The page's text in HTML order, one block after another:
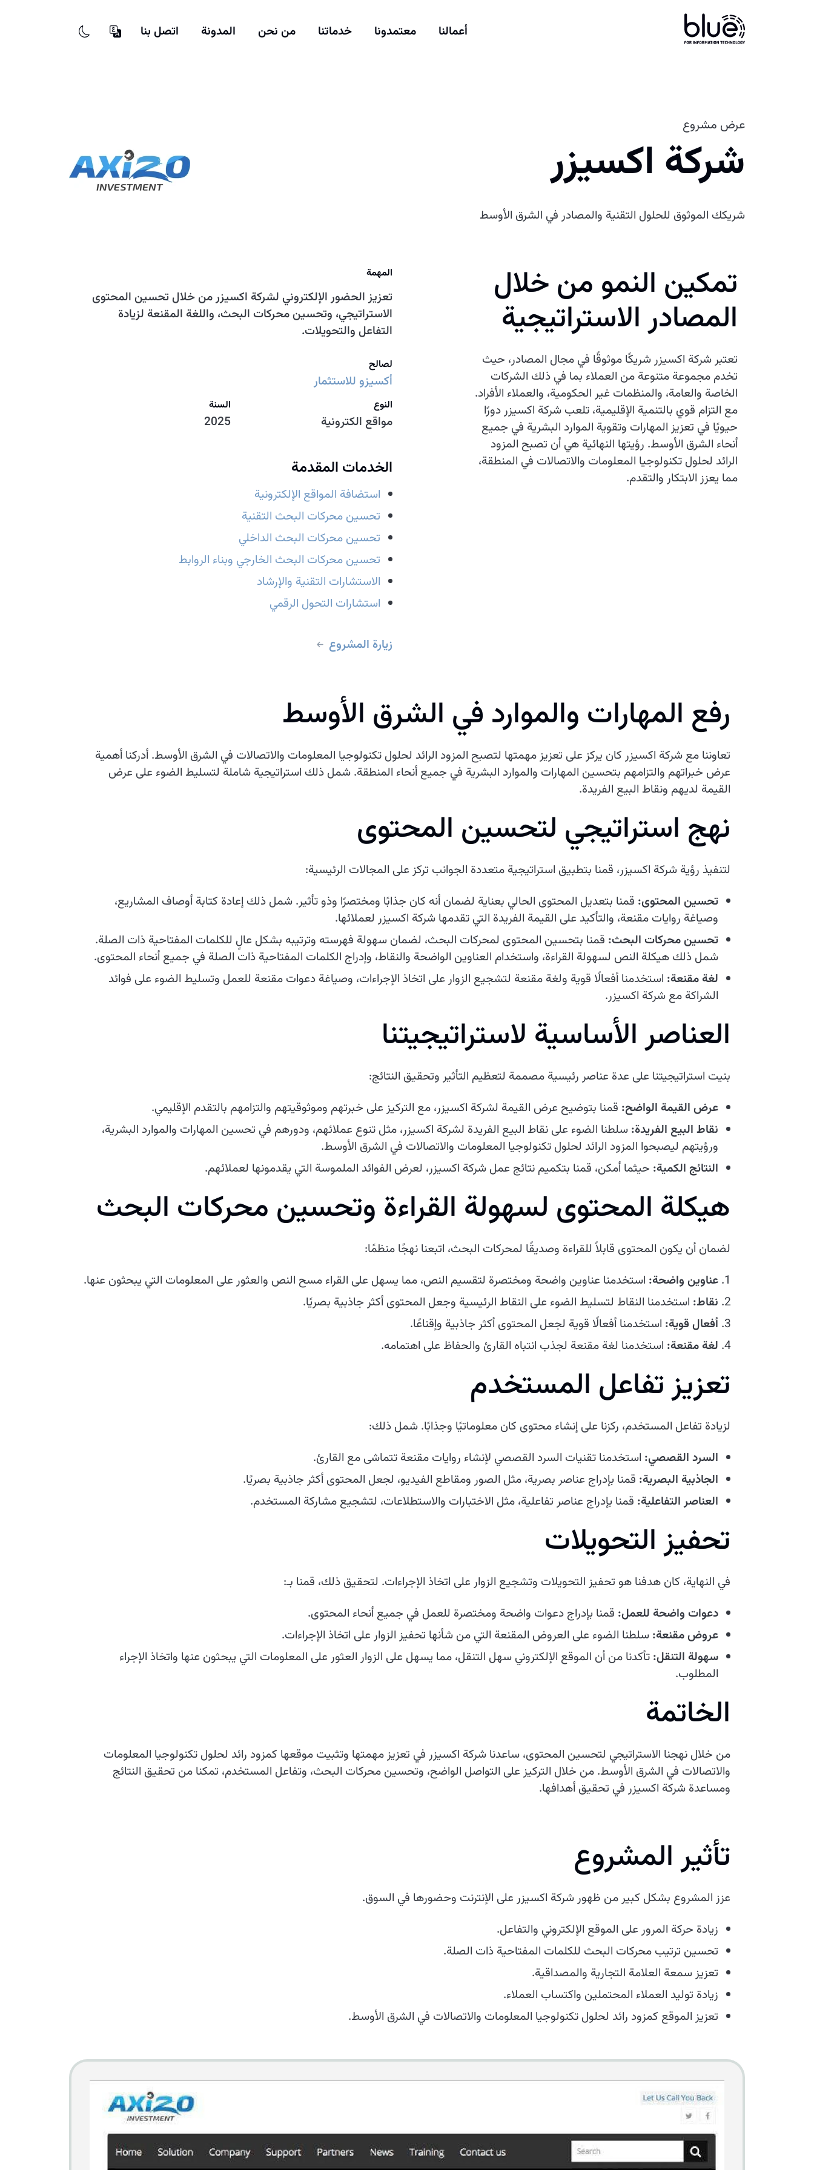
أعمالنا معتمدونا خدماتنا من نحن المدونة اتصل بنا
عرض مشروع
شركة اكسيزر
شريكك الموثوق للحلول التقنية والمصادر في الشرق الأوسط
تمكين النمو من خلال
المصادر الاستراتيجية
تعتبر شركة اكسيزر شريكًا موثوقًا في مجال المصادر، حيث
تخدم مجموعة متنوعة من العملاء بما في ذلك الشركات
الخاصة والعامة، والمنظمات غير الحكومية، والعملاء الأفراد.
مع التزام قوي بالتنمية الإقليمية، تلعب شركة اكسيزر دورًا
حيويًا في تعزيز المهارات وتقوية الموارد البشرية في جميع
أنحاء الشرق الأوسط. رؤيتها النهائية هي أن تصبح المزود
الرائد لحلول تكنولوجيا المعلومات والاتصالات في المنطقة،
مما يعزز الابتكار والتقدم.
المهمة
تعزيز الحضور الإلكتروني لشركة اكسيزر من خلال تحسين المحتوى
الاستراتيجي، وتحسين محركات البحث، واللغة المقنعة لزيادة
التفاعل والتحويلات.
لصالح
أكسيزو للاستثمار
النوع
مواقع الكترونية
السنة
2025
الخدمات المقدمة
استضافة المواقع الإلكترونية
تحسين محركات البحث التقنية
تحسين محركات البحث الداخلي
تحسين محركات البحث الخارجي وبناء الروابط
الاستشارات التقنية والإرشاد
استشارات التحول الرقمي
زيارة المشروع
رفع المهارات والموارد في الشرق الأوسط
تعاوننا مع شركة اكسيزر كان يركز على تعزيز مهمتها لتصبح المزود الرائد لحلول تكنولوجيا المعلومات والاتصالات في الشرق الأوسط. أدركنا أهمية
عرض خبراتهم والتزامهم بتحسين المهارات والموارد البشرية في جميع أنحاء المنطقة. شمل ذلك استراتيجية شاملة لتسليط الضوء على عرض
القيمة لديهم ونقاط البيع الفريدة.
نهج استراتيجي لتحسين المحتوى
لتنفيذ رؤية شركة اكسيزر، قمنا بتطبيق استراتيجية متعددة الجوانب تركز على المجالات الرئيسية:
تحسين المحتوى: قمنا بتعديل المحتوى الحالي بعناية لضمان أنه كان جذابًا ومختصرًا وذو تأثير. شمل ذلك إعادة كتابة أوصاف المشاريع،
وصياغة روايات مقنعة، والتأكيد على القيمة الفريدة التي تقدمها شركة اكسيزر لعملائها.
تحسين محركات البحث: قمنا بتحسين المحتوى لمحركات البحث، لضمان سهولة فهرسته وترتيبه بشكل عالٍ للكلمات المفتاحية ذات الصلة.
شمل ذلك هيكلة النص لسهولة القراءة، واستخدام العناوين الواضحة والنقاط، وإدراج الكلمات المفتاحية ذات الصلة في جميع أنحاء المحتوى.
لغة مقنعة: استخدمنا أفعالًا قوية ولغة مقنعة لتشجيع الزوار على اتخاذ الإجراءات، وصياغة دعوات مقنعة للعمل وتسليط الضوء على فوائد
الشراكة مع شركة اكسيزر.
العناصر الأساسية لاستراتيجيتنا
بنيت استراتيجيتنا على عدة عناصر رئيسية مصممة لتعظيم التأثير وتحقيق النتائج:
عرض القيمة الواضح: قمنا بتوضيح عرض القيمة لشركة اكسيزر، مع التركيز على خبرتهم وموثوقيتهم والتزامهم بالتقدم الإقليمي.
نقاط البيع الفريدة: سلطنا الضوء على نقاط البيع الفريدة لشركة اكسيزر، مثل تنوع عملائهم، ودورهم في تحسين المهارات والموارد البشرية،
ورؤيتهم ليصبحوا المزود الرائد لحلول تكنولوجيا المعلومات والاتصالات في الشرق الأوسط.
النتائج الكمية: حيثما أمكن، قمنا بتكميم نتائج عمل شركة اكسيزر، لعرض الفوائد الملموسة التي يقدمونها لعملائهم.
هيكلة المحتوى لسهولة القراءة وتحسين محركات البحث
لضمان أن يكون المحتوى قابلاً للقراءة وصديقًا لمحركات البحث، اتبعنا نهجًا منظمًا:
عناوين واضحة: استخدمنا عناوين واضحة ومختصرة لتقسيم النص، مما يسهل على القراء مسح النص والعثور على المعلومات التي يبحثون عنها.
نقاط: استخدمنا النقاط لتسليط الضوء على النقاط الرئيسية وجعل المحتوى أكثر جاذبية بصريًا.
أفعال قوية: استخدمنا أفعالًا قوية لجعل المحتوى أكثر جاذبية وإقناعًا.
لغة مقنعة: استخدمنا لغة مقنعة لجذب انتباه القارئ والحفاظ على اهتمامه.
تعزيز تفاعل المستخدم
لزيادة تفاعل المستخدم، ركزنا على إنشاء محتوى كان معلوماتيًا وجذابًا. شمل ذلك:
السرد القصصي: استخدمنا تقنيات السرد القصصي لإنشاء روايات مقنعة تتماشى مع القارئ.
الجاذبية البصرية: قمنا بإدراج عناصر بصرية، مثل الصور ومقاطع الفيديو، لجعل المحتوى أكثر جاذبية بصريًا.
العناصر التفاعلية: قمنا بإدراج عناصر تفاعلية، مثل الاختبارات والاستطلاعات، لتشجيع مشاركة المستخدم.
تحفيز التحويلات
في النهاية، كان هدفنا هو تحفيز التحويلات وتشجيع الزوار على اتخاذ الإجراءات. لتحقيق ذلك، قمنا بـ:
دعوات واضحة للعمل: قمنا بإدراج دعوات واضحة ومختصرة للعمل في جميع أنحاء المحتوى.
عروض مقنعة: سلطنا الضوء على العروض المقنعة التي من شأنها تحفيز الزوار على اتخاذ الإجراءات.
سهولة التنقل: تأكدنا من أن الموقع الإلكتروني سهل التنقل، مما يسهل على الزوار العثور على المعلومات التي يبحثون عنها واتخاذ الإجراء
المطلوب.
الخاتمة
من خلال نهجنا الاستراتيجي لتحسين المحتوى، ساعدنا شركة اكسيزر في تعزيز مهمتها وتثبيت موقعها كمزود رائد لحلول تكنولوجيا المعلومات
والاتصالات في الشرق الأوسط. من خلال التركيز على التواصل الواضح، وتحسين محركات البحث، وتفاعل المستخدم، تمكنا من تحقيق النتائج
ومساعدة شركة اكسيزر في تحقيق أهدافها.
تأثير المشروع
عزز المشروع بشكل كبير من ظهور شركة اكسيزر على الإنترنت وحضورها في السوق.
زيادة حركة المرور على الموقع الإلكتروني والتفاعل.
تحسين ترتيب محركات البحث للكلمات المفتاحية ذات الصلة.
تعزيز سمعة العلامة التجارية والمصداقية.
زيادة توليد العملاء المحتملين واكتساب العملاء.
تعزيز الموقع كمزود رائد لحلول تكنولوجيا المعلومات والاتصالات في الشرق الأوسط.